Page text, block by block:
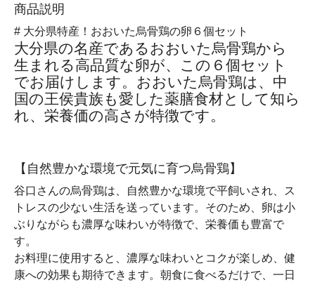
商品説明
# 大分県特産！おおいた烏骨鶏の卵６個セット
大分県の名産であるおおいた烏骨鶏から
生まれる高品質な卵が、この６個セット
でお届けします。おおいた烏骨鶏は、中
国の王侯貴族も愛した薬膳食材として知ら
れ、栄養価の高さが特徴です。
【自然豊かな環境で元気に育つ烏骨鶏】
谷口さんの烏骨鶏は、自然豊かな環境で平飼いされ、ス
トレスの少ない生活を送っています。そのため、卵は小
ぶりながらも濃厚な味わいが特徴で、栄養価も豊富で
す。
お料理に使用すると、濃厚な味わいとコクが楽しめ、健
康への効果も期待できます。朝食に食べるだけで、一日